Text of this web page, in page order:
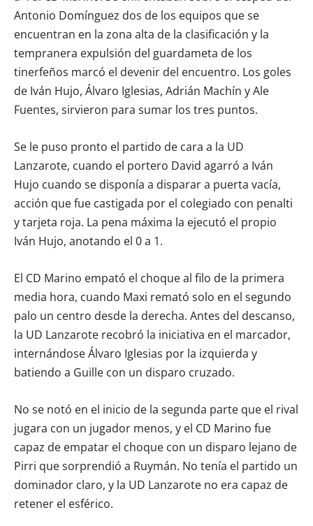
Antonio Domínguez dos de los equipos que se
encuentran en la zona alta de la clasificación y la
tempranera expulsión del guardameta de los
tinerfeños marcó el devenir del encuentro. Los goles
de Iván Hujo, Álvaro Iglesias, Adrián Machín y Ale
Fuentes, sirvieron para sumar los tres puntos.
Se le puso pronto el partido de cara a la UD
Lanzarote, cuando el portero David agarró a Iván
Hujo cuando se disponía a disparar a puerta vacía,
acción que fue castigada por el colegiado con penalti
y tarjeta roja. La pena máxima la ejecutó el propio
Iván Hujo, anotando el 0 a 1.
El CD Marino empató el choque al filo de la primera
media hora, cuando Maxi remató solo en el segundo
palo un centro desde la derecha. Antes del descanso,
la UD Lanzarote recobró la iniciativa en el marcador,
internándose Álvaro Iglesias por la izquierda y
batiendo a Guille con un disparo cruzado.
No se notó en el inicio de la segunda parte que el rival
jugara con un jugador menos, y el CD Marino fue
capaz de empatar el choque con un disparo lejano de
Pirri que sorprendió a Ruymán. No tenía el partido un
dominador claro, y la UD Lanzarote no era capaz de
retener el esférico.